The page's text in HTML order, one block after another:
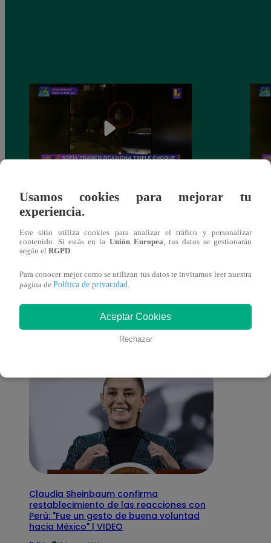
Sofía Franco ocasiona triple choque en
estado de ebriedad
También te puede
interesar
Claudia Sheinbaum confirma
restablecimiento de las reacciones con
Perú: "Fue un gesto de buena voluntad
hacia México" | VIDEO
Usamos cookies para mejorar tu
experiencia.
Este sitio utiliza cookies para analizar el tráfico y personalizar
contenido. Si estás en la Unión Europea , tus datos se gestionarán
según el RGPD
Para conocer mejor como se utilizan tus datos te invitamos leer nuestra
pagina de Política de privacidad
Aceptar Cookies
Rechazar